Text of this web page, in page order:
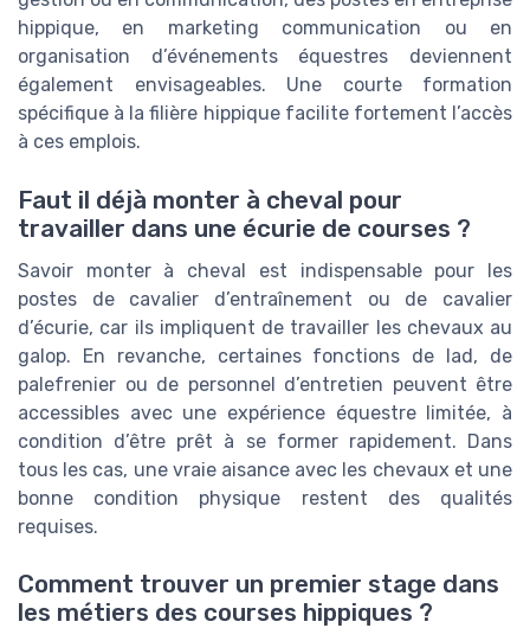
hippique, en marketing communication ou en
organisation d’événements équestres deviennent
également envisageables. Une courte formation
spécifique à la filière hippique facilite fortement l’accès
à ces emplois.
Faut il déjà monter à cheval pour
travailler dans une écurie de courses ?
Savoir monter à cheval est indispensable pour les
postes de cavalier d’entraînement ou de cavalier
d’écurie, car ils impliquent de travailler les chevaux au
galop. En revanche, certaines fonctions de lad, de
palefrenier ou de personnel d’entretien peuvent être
accessibles avec une expérience équestre limitée, à
condition d’être prêt à se former rapidement. Dans
tous les cas, une vraie aisance avec les chevaux et une
bonne condition physique restent des qualités
requises.
Comment trouver un premier stage dans
les métiers des courses hippiques ?